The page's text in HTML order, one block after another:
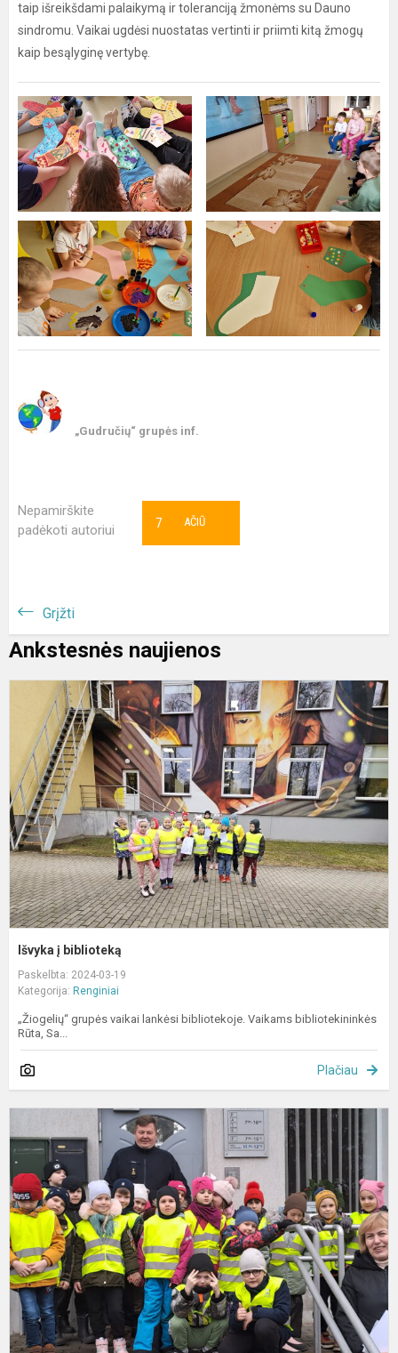
taip išreikšdami palaikymą ir toleranciją žmonėms su Dauno
sindromu. Vaikai ugdėsi nuostatas vertinti ir priimti kitą žmogų
kaip besąlyginę vertybę.
„Gudručių“ grupės inf.
Nepamirškite
padėkoti autoriui
AČIŪ
7
Grįžti
Ankstesnės naujienos
Išvyka į biblioteką
Paskelbta: 2024-03-19
Kategorija: Renginiai
„Žiogelių“ grupės vaikai lankėsi bibliotekoje. Vaikams bibliotekininkės
Rūta, Sa...
Plačiau